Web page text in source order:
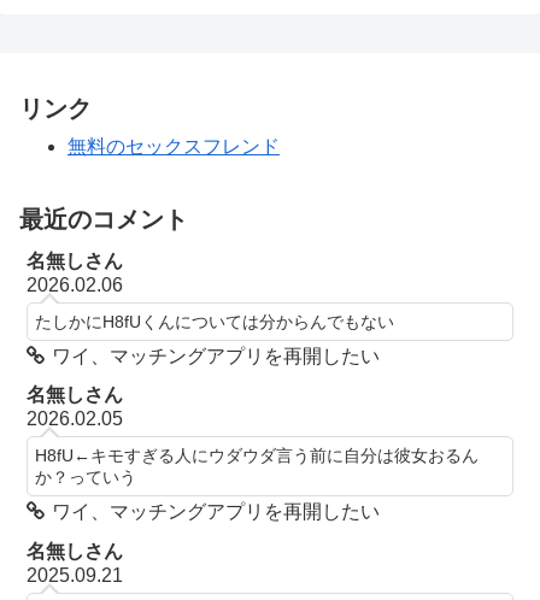
リンク
無料のセックスフレンド
最近のコメント
名無しさん
2026.02.06
たしかにH8fUくんについては分からんでもない
ワイ、マッチングアプリを再開したい
名無しさん
2026.02.05
H8fU←キモすぎる人にウダウダ言う前に自分は彼女おるん
か？っていう
ワイ、マッチングアプリを再開したい
名無しさん
2025.09.21